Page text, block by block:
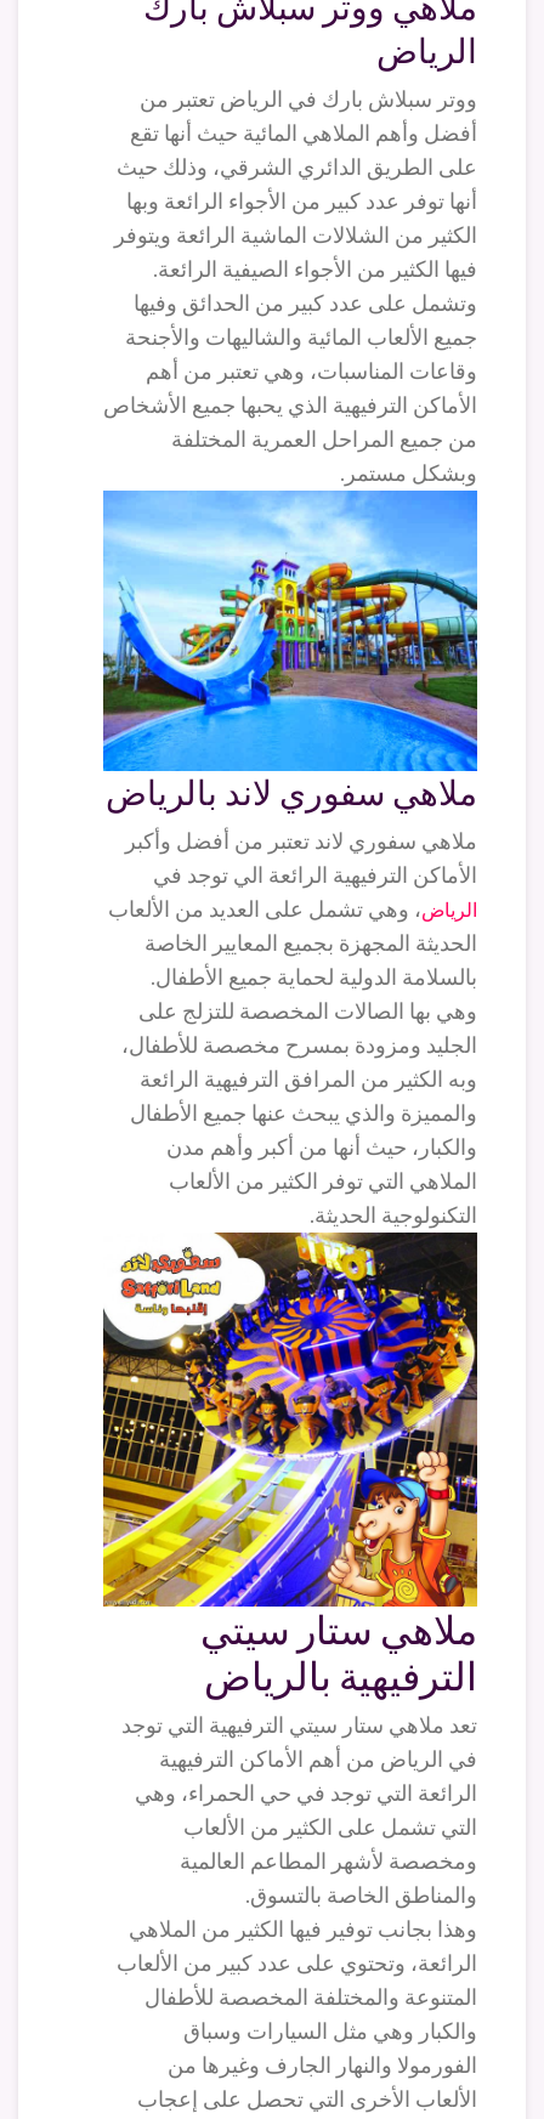
الرياض
ووتر سبلاش بارك في الرياض تعتبر من
أفضل وأهم الملاهي المائية حيث أنها تقع
على الطريق الدائري الشرقي، وذلك حيث
أنها توفر عدد كبير من الأجواء الرائعة وبها
الكثير من الشلالات الماشية الرائعة ويتوفر
فيها الكثير من الأجواء الصيفية الرائعة.
وتشمل على عدد كبير من الحدائق وفيها
جميع الألعاب المائية والشاليهات والأجنحة
وقاعات المناسبات، وهي تعتبر من أهم
الأماكن الترفيهية الذي يحبها جميع الأشخاص
من جميع المراحل العمرية المختلفة
وبشكل مستمر.
ملاهي سفوري لاند بالرياض
ملاهي سفوري لاند تعتبر من أفضل وأكبر
الأماكن الترفيهية الرائعة الي توجد في
الرياض، وهي تشمل على العديد من الألعاب
الحديثة المجهزة بجميع المعايير الخاصة
بالسلامة الدولية لحماية جميع الأطفال.
وهي بها الصالات المخصصة للتزلج على
الجليد ومزودة بمسرح مخصصة للأطفال،
وبه الكثير من المرافق الترفيهية الرائعة
والمميزة والذي يبحث عنها جميع الأطفال
والكبار، حيث أنها من أكبر وأهم مدن
الملاهي التي توفر الكثير من الألعاب
التكنولوجية الحديثة.
ملاهي ستار سيتي
الترفيهية بالرياض
تعد ملاهي ستار سيتي الترفيهية التي توجد
في الرياض من أهم الأماكن الترفيهية
الرائعة التي توجد في حي الحمراء، وهي
التي تشمل على الكثير من الألعاب
ومخصصة لأشهر المطاعم العالمية
والمناطق الخاصة بالتسوق.
وهذا بجانب توفير فيها الكثير من الملاهي
الرائعة، وتحتوي على عدد كبير من الألعاب
المتنوعة والمختلفة المخصصة للأطفال
والكبار وهي مثل السيارات وسباق
الفورمولا والنهار الجارف وغيرها من
الألعاب الأخرى التي تحصل على إعجاب